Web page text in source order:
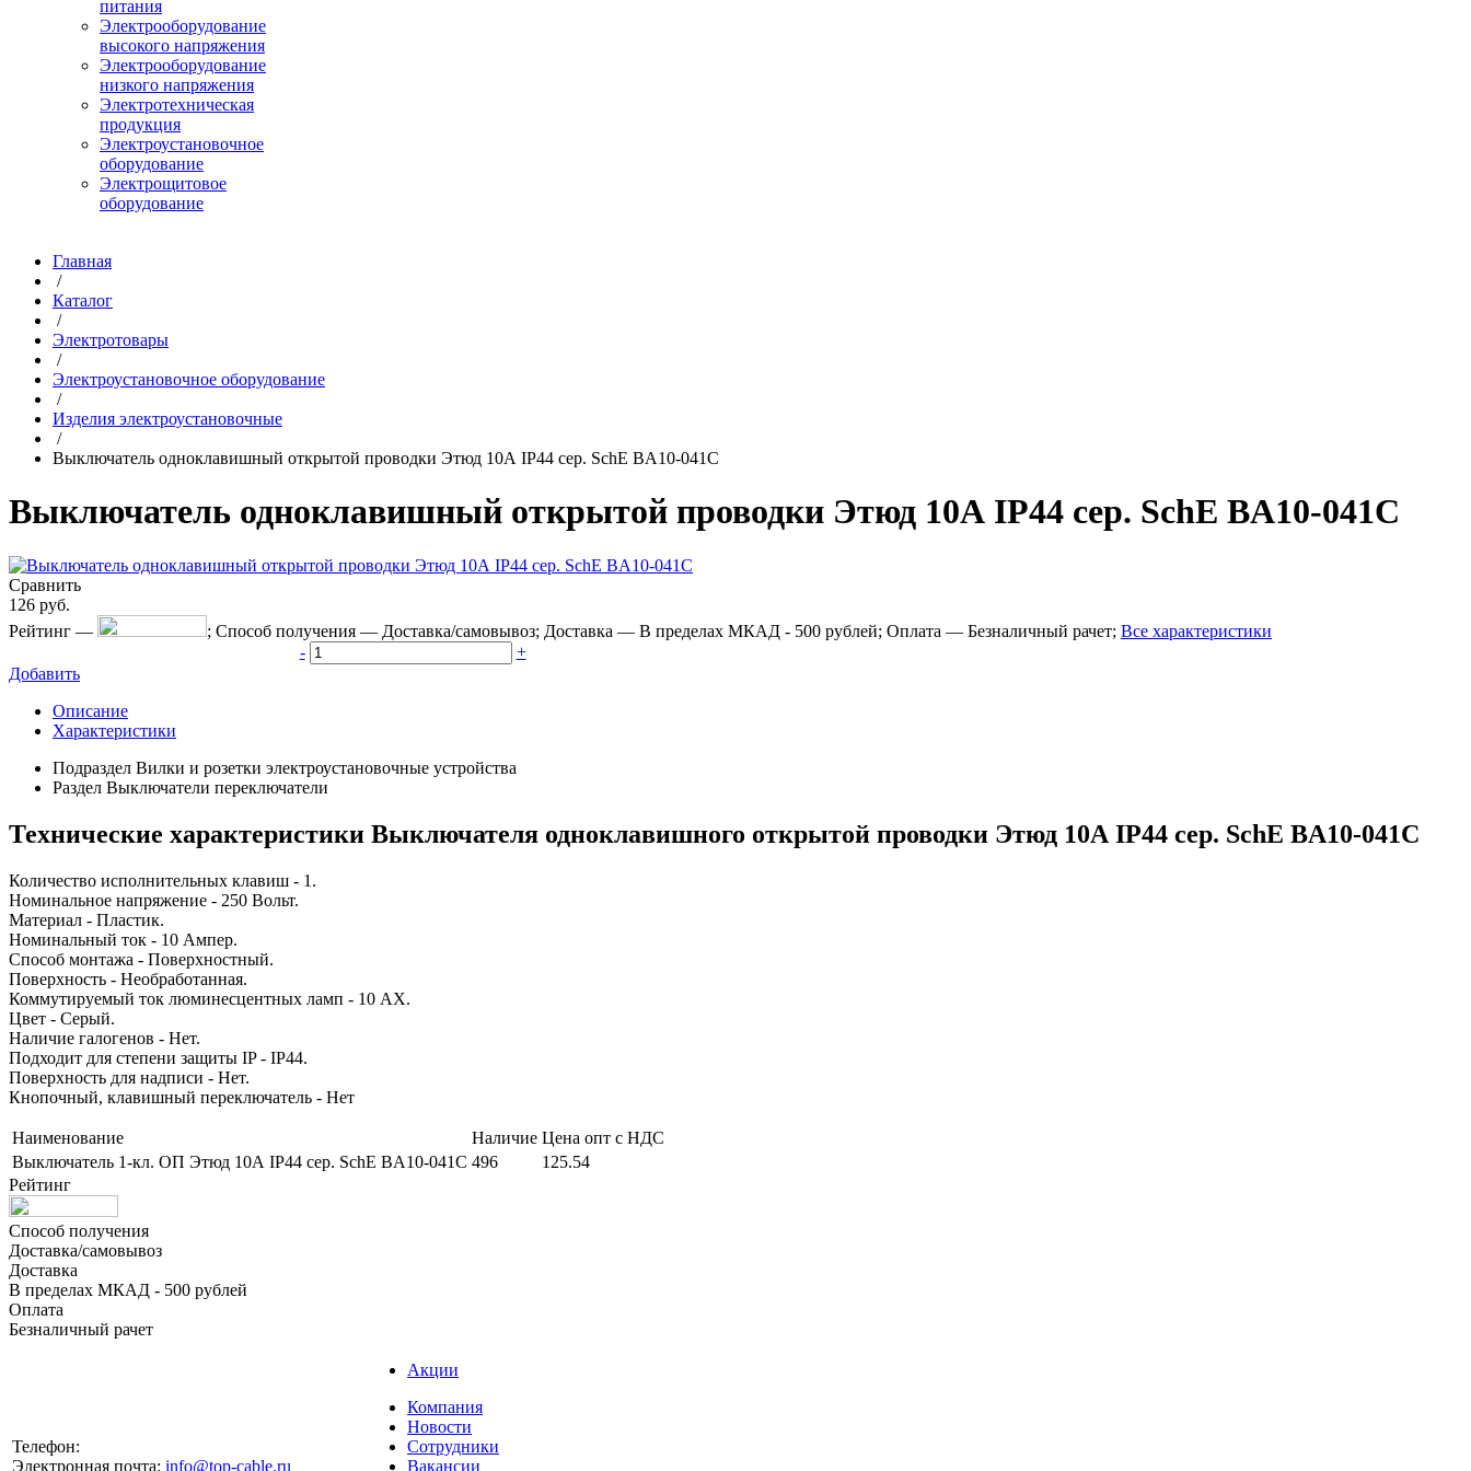
питания
Электрооборудование
высокого напряжения
Электрооборудование
низкого напряжения
Электротехническая
продукция
Электроустановочное
оборудование
Электрощитовое
оборудование
Главная
/
Каталог
/
Электротовары
/
Электроустановочное оборудование
/
Изделия электроустановочные
/
Выключатель одноклавишный открытой проводки Этюд 10А IP44 сер. SchE BA10-041C
Выключатель одноклавишный открытой проводки Этюд 10А IP44 сер. SchE BA10-041C
Сравнить
126 руб.
Рейтинг — ; Способ получения — Доставка/самовывоз; Доставка — В пределах МКАД - 500 рублей; Оплата — Безналичный рачет; Все характеристики
-
+
Добавить
Описание
Характеристики
Подраздел Вилки и розетки электроустановочные устройства
Раздел Выключатели переключатели
Технические характеристики Выключателя одноклавишного открытой проводки Этюд 10А IP44 сер. SchE BA10-041C
Количество исполнительных клавиш - 1.
Номинальное напряжение - 250 Вольт.
Материал - Пластик.
Номинальный ток - 10 Ампер.
Способ монтажа - Поверхностный.
Поверхность - Необработанная.
Коммутируемый ток люминесцентных ламп - 10 AX.
Цвет - Серый.
Наличие галогенов - Нет.
Подходит для степени защиты IP - IP44.
Поверхность для надписи - Нет.
Кнопочный, клавишный переключатель - Нет
Наименование Наличие Цена опт с НДС
Выключатель 1-кл. ОП Этюд 10А IP44 сер. SchE BA10-041C 496
125.54
Рейтинг
Способ получения
Доставка/самовывоз
Доставка
В пределах МКАД - 500 рублей
Оплата
Безналичный рачет
Телефон:
Электронная почта: info@top-cable.ru
Акции
Компания
Новости
Сотрудники
Вакансии